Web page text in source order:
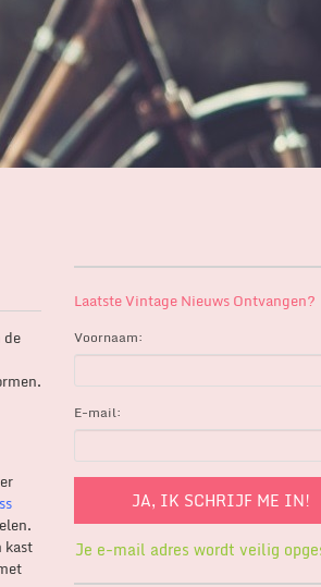
de
kast
Laatste Vintage Nieuws Ontvangen?
Voornaam:
E-mail:
Je e-mail adres wordt veilig